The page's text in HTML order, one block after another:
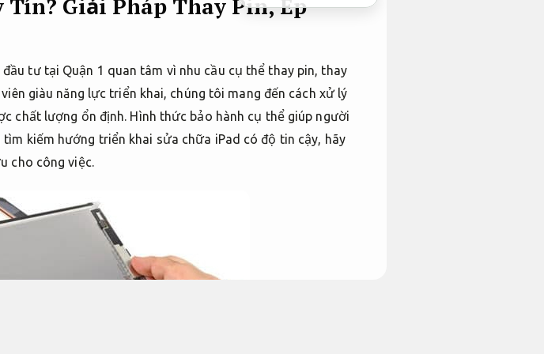
Tín? Giải Pháp Thay Pin, Ép
tư tại Quận 1 quan tâm vì nhu cầu cụ thể thay pin, thay
giàu năng lực triển khai, chúng tôi mang đến cách xử lý
chất lượng ổn định. Hình thức bảo hành cụ thể giúp người
kiếm hướng triển khai sửa chữa iPad có độ tin cậy, hãy
cho công việc.